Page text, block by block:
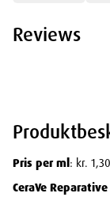
Pris per ml : kr. 1,30
CeraVe
Reviews